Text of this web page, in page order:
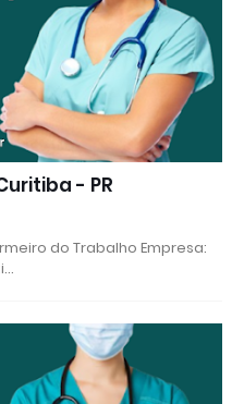
- PR
do Trabalho Empresa: